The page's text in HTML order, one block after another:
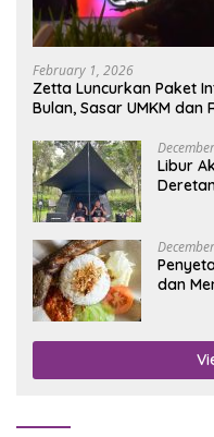
February 1, 2026
Zetta Luncurkan Paket
Bulan, Sasar UMKM dan
Libur
dan